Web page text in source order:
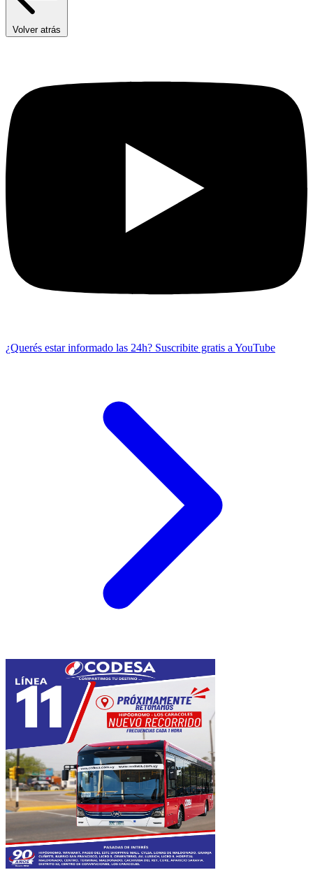
Volver atrás
¿Querés estar informado las 24h? Suscribite gratis a YouTube